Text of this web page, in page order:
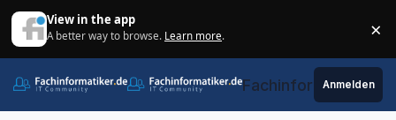
View in the app
A better way to browse. Learn more. ×
Fachinformatiker.de
Anmelden